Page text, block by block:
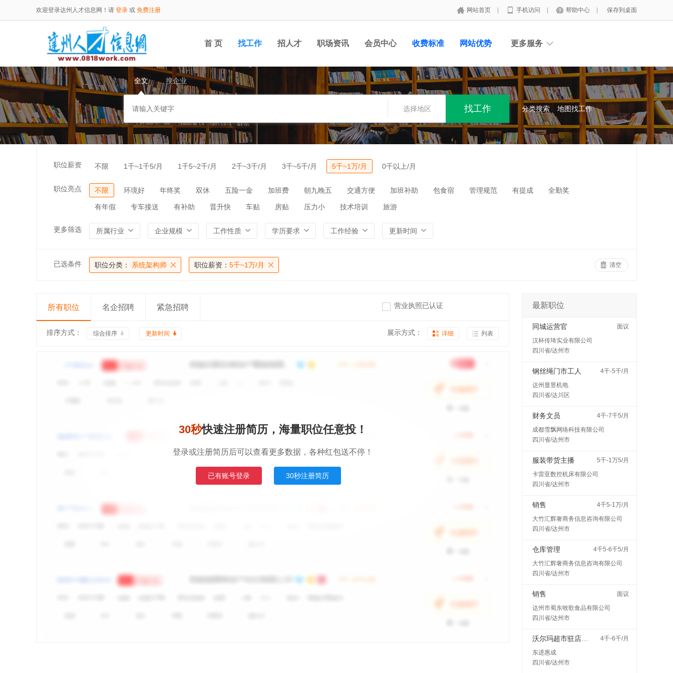
欢迎登录达州人才信息网！请 登录 或 免费注册 网站首页 手机访问 帮助中心 保存到桌面
首 页 找工作 招人才 职场资讯 会员中心 收费标准 网站优势 更多服务
全文 搜企业
选择地区 分类搜索 地图找工作
职位薪资 不限 1千~1千5/月 1千5~2千/月 2千~3千/月 3千~5千/月 5千~1万/月 0千以上/月
职位亮点 不限 环境好 年终奖 双休 五险一金 加班费 朝九晚五 交通方便 加班补助 包食宿 管理规范 有提成 全勤奖
有年假 专车接送 有补助 晋升快 车贴 房贴 压力小 技术培训 旅游
更多筛选 所属行业 企业规模 工作性质 学历要求 工作经验 更新时间
已选条件 职位分类： 系统架构师 职位薪资： 5千~1万/月 清空
所有职位 名企招聘 紧急招聘 营业执照已认证
排序方式： 综合排序 更新时间 展示方式： 详细 列表
30秒快速注册简历，海量职位任意投！
登录或注册简历后可以查看更多数据，各种红包送不停！
已有账号登录 30秒注册简历
最新职位
同城运营官
面议
汉杯传琦实业有限公司
四川省/达州市
钢丝绳门市工人
4千-5千/月
达州显昱机电
四川省/达川区
财务文员
4千-7千5/月
成都雪飘网络科技有限公司
四川省/达州市
服装带货主播
5千-1万5/月
卡雷亚数控机床有限公司
四川省/达州市
销售
4千5-1万/月
大竹汇辉奢商务信息咨询有限公司
四川省/达州市
仓库管理
4千5-6千5/月
大竹汇辉奢商务信息咨询有限公司
四川省/达州市
销售
面议
达州市蜀东牧歌食品有限公司
四川省/达州市
4千-6千/月
东进惠成
四川省/达州市